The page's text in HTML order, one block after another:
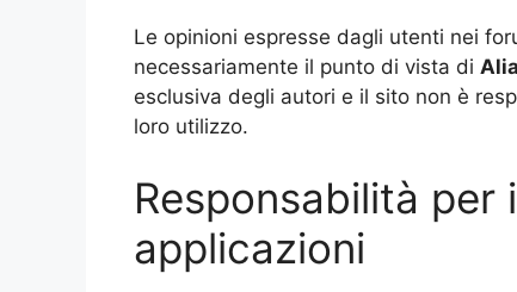
Le opinioni espresse dagli utenti nei
necessariamente il punto di vista di
esclusiva degli autori e il sito non è
loro utilizzo.
Responsabilità
applicazioni